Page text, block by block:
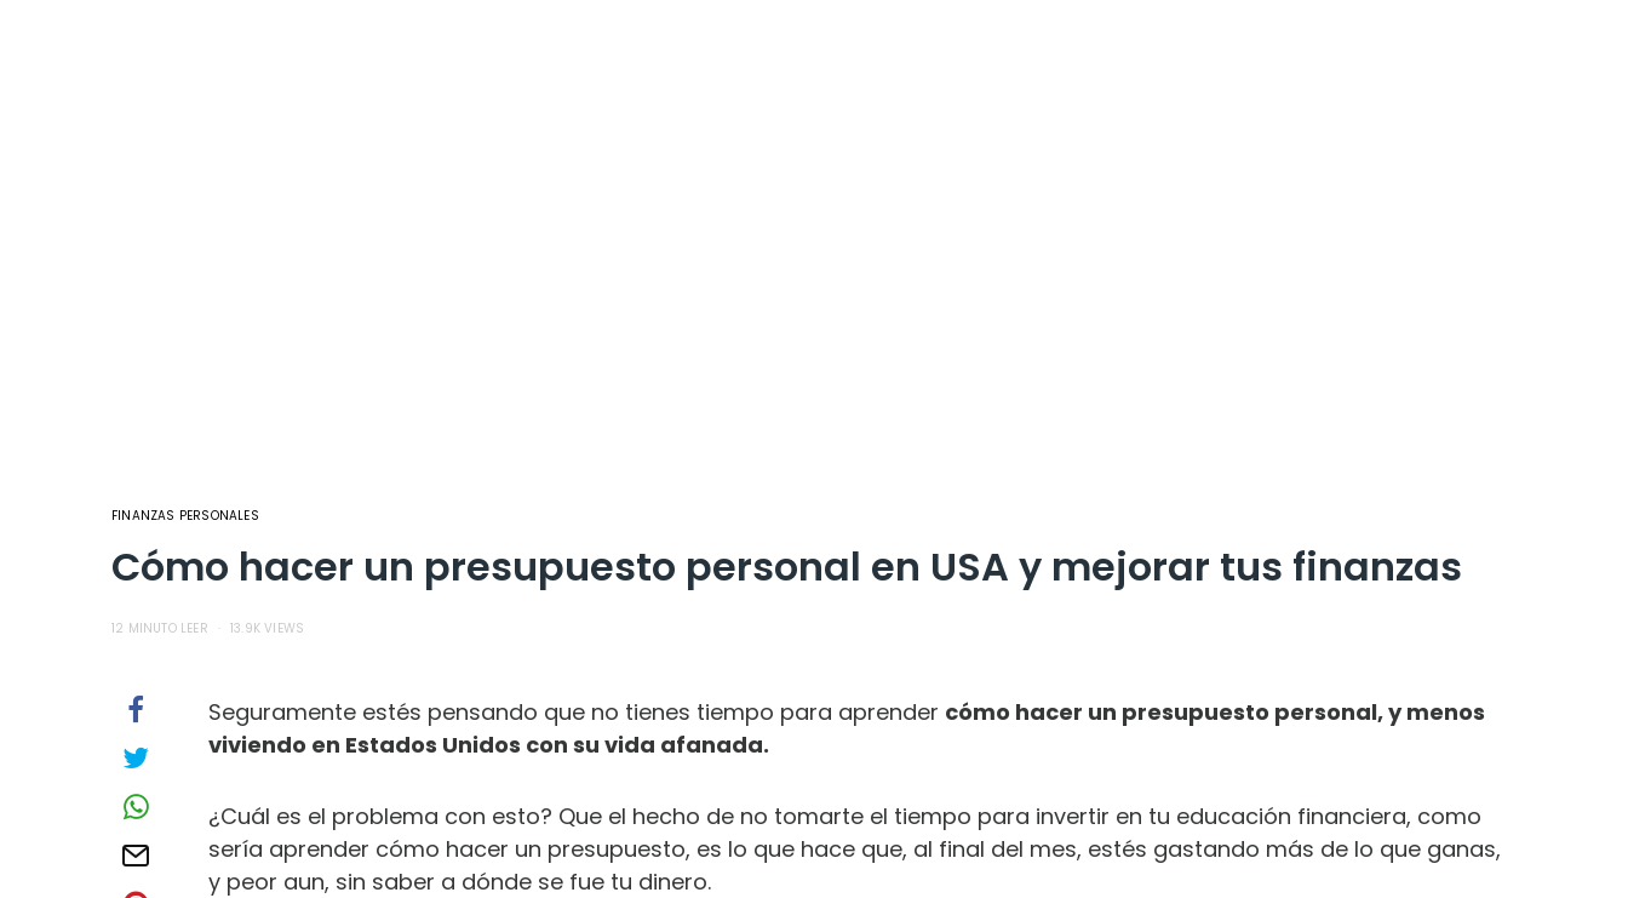
FINANZAS PERSONALES
Cómo hacer un presupuesto personal en USA y mejorar tus finanzas
12 MINUTO LEER 13.9K VIEWS
Seguramente estés pensando que no tienes tiempo para aprender cómo hacer un presupuesto personal, y menos
viviendo en Estados Unidos con su vida afanada.
¿Cuál es el problema con esto? Que el hecho de no tomarte el tiempo para invertir en tu educación financiera, como
sería aprender cómo hacer un presupuesto, es lo que hace que, al final del mes, estés gastando más de lo que ganas,
y peor aun, sin saber a dónde se fue tu dinero.